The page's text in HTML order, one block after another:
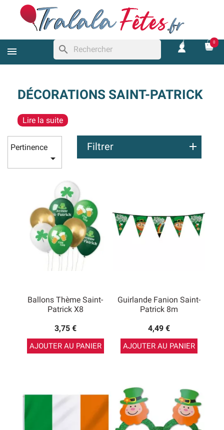
search
0
DÉCORATIONS SAINT-PATRICK
Lire la suite
Pertinence

Filtrer
Ballons Thème Saint-
Patrick X8
3,75 €
AJOUTER AU PANIER
Guirlande Fanion Saint-
Patrick 8m
4,49 €
AJOUTER AU PANIER